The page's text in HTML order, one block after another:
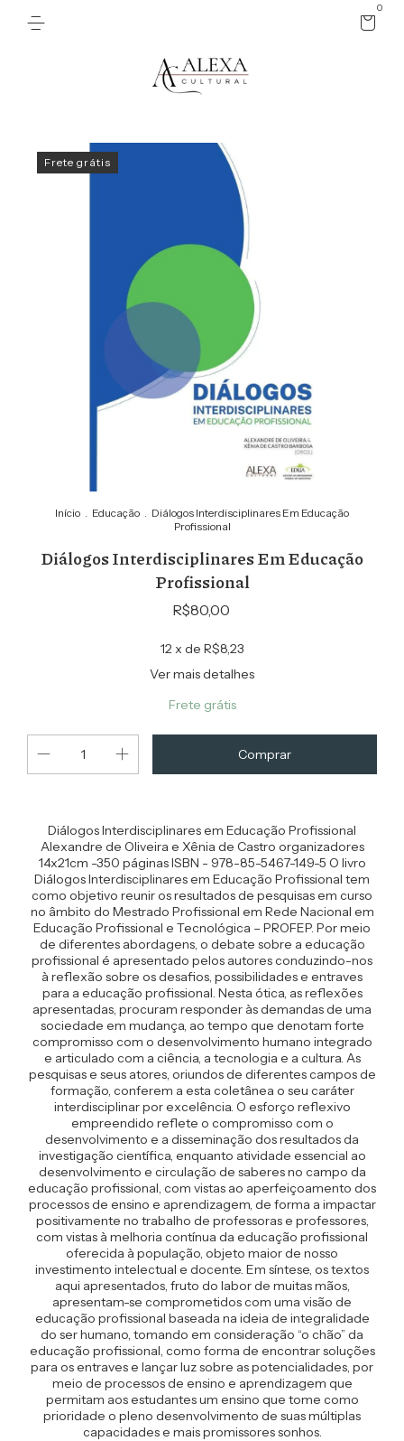
0
Frete grátis
Início . Educação . Diálogos Interdisciplinares Em Educação
Profissional
Diálogos Interdisciplinares Em Educação
Profissional
R$80,00
12x de R$8,23
Ver mais detalhes
Frete grátis
Diálogos Interdisciplinares em Educação Profissional
Alexandre de Oliveira e Xênia de Castro organizadores
14x21cm -350 páginas ISBN - 978-85-5467-149-5 O livro
Diálogos Interdisciplinares em Educação Profissional tem
como objetivo reunir os resultados de pesquisas em curso
no âmbito do Mestrado Profissional em Rede Nacional em
Educação Profissional e Tecnológica – PROFEP. Por meio
de diferentes abordagens, o debate sobre a educação
profissional é apresentado pelos autores conduzindo-nos
à reflexão sobre os desafios, possibilidades e entraves
para a educação profissional. Nesta ótica, as reflexões
apresentadas, procuram responder às demandas de uma
sociedade em mudança, ao tempo que denotam forte
compromisso com o desenvolvimento humano integrado
e articulado com a ciência, a tecnologia e a cultura. As
pesquisas e seus atores, oriundos de diferentes campos de
formação, conferem a esta coletânea o seu caráter
interdisciplinar por excelência. O esforço reflexivo
empreendido reflete o compromisso com o
desenvolvimento e a disseminação dos resultados da
investigação científica, enquanto atividade essencial ao
desenvolvimento e circulação de saberes no campo da
educação profissional, com vistas ao aperfeiçoamento dos
processos de ensino e aprendizagem, de forma a impactar
positivamente no trabalho de professoras e professores,
com vistas à melhoria contínua da educação profissional
oferecida à população, objeto maior de nosso
investimento intelectual e docente. Em síntese, os textos
aqui apresentados, fruto do labor de muitas mãos,
apresentam-se comprometidos com uma visão de
educação profissional baseada na ideia de integralidade
do ser humano, tomando em consideração “o chão” da
educação profissional, como forma de encontrar soluções
para os entraves e lançar luz sobre as potencialidades, por
meio de processos de ensino e aprendizagem que
permitam aos estudantes um ensino que tome como
prioridade o pleno desenvolvimento de suas múltiplas
capacidades e mais promissores sonhos.